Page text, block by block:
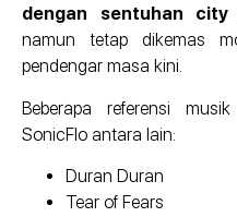
dengan sentuhan
namun tetap dikemas
pendengar masa kini.
Beberapa referensi
SonicFlo antara lain:
Duran Duran
Tear of Fears